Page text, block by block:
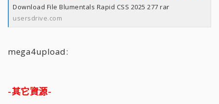
Download File Blumentals Rapid CSS 2025 277 rar
usersdrive.com
mega4upload:
-其它資源-